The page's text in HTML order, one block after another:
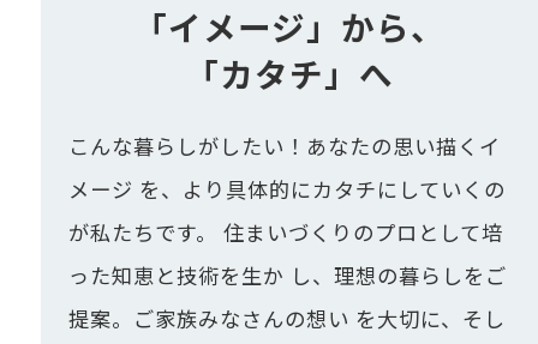
「イメージ」から、
「カタチ」へ
こんな暮らしがしたい！あなたの思い描くイ
メージ を、より具体的にカタチにしていくの
が私たちです。 住まいづくりのプロとして培
った知恵と技術を生か し、理想の暮らしをご
提案。ご家族みなさんの想い を大切に、そし